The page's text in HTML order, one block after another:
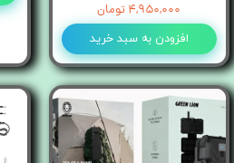
۴,۹۵۰,۰۰۰ تومان
افزودن به سبد خرید